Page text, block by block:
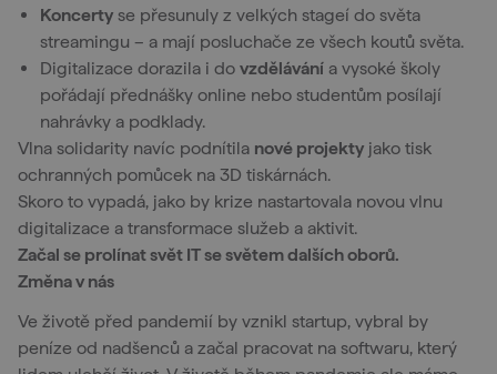
Koncerty se přesunuly z velkých stageí do světa
streamingu – a mají posluchače ze všech koutů světa.
Digitalizace dorazila i do vzdělávání a vysoké školy
pořádají přednášky online nebo studentům posílají
nahrávky a podklady.
Vlna solidarity navíc podnítila nové projekty jako tisk
ochranných pomůcek na 3D tiskárnách.
Skoro to vypadá, jako by krize nastartovala novou vlnu
digitalizace a transformace služeb a aktivit.
Začal se prolínat svět IT se světem dalších oborů.
Změna v nás
Ve životě před pandemií by vznikl startup, vybral by
peníze od nadšenců a začal pracovat na softwaru, který